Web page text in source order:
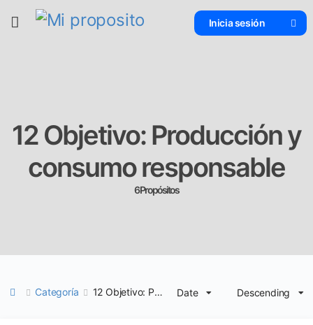
Inicia sesión
12 Objetivo: Producción y
consumo responsable
6 Propósitos
Categoría 12 Objetivo: Producción y consumo responsable Date Descending